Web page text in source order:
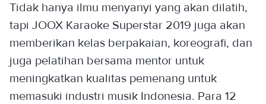
Tidak hanya ilmu menyanyi yang akan dilatih,
tapi JOOX Karaoke Superstar 2019 juga akan
memberikan kelas berpakaian, koreografi, dan
juga pelatihan bersama mentor untuk
meningkatkan kualitas pemenang untuk
memasuki industri musik Indonesia. Para 12